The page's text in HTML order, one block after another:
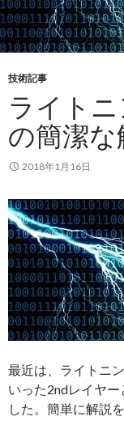
技術記事
ライト
の簡潔な
2018年1月16日
最近は、ライトニ
いった2ndレイヤ
した。簡単に解説